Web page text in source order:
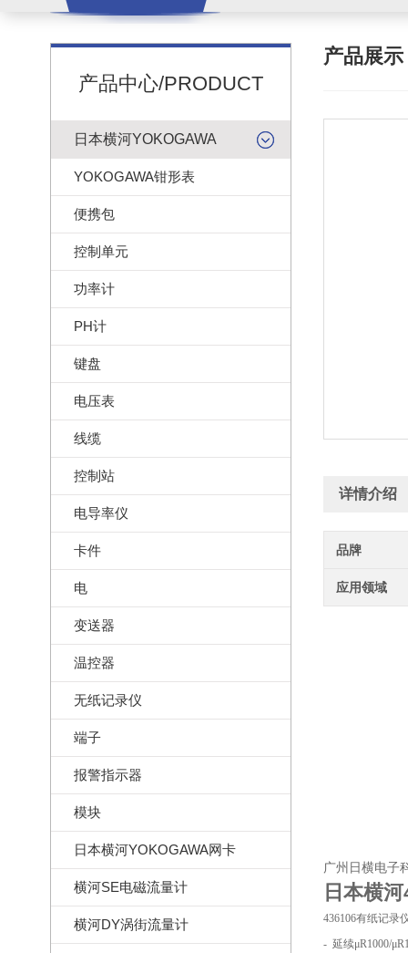
产品中心/PRODUCT
日本横河YOKOGAWA
YOKOGAWA钳形表
便携包
控制单元
功率计
PH计
键盘
电压表
线缆
控制站
电导率仪
卡件
电
变送器
温控器
无纸记录仪
端子
报警指示器
模块
日本横河YOKOGAWA网卡
横河SE电磁流量计
横河DY涡街流量计
产品展示
详情介绍
品牌
应用领域
广州日横电子
日本横
436106有纸记录
- 延续μR1000/